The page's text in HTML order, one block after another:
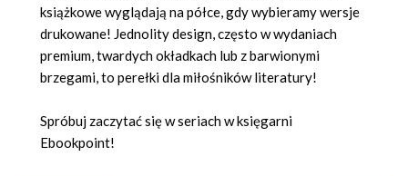
książkowe wyglądają na półce, gdy wybieramy wersje
drukowane! Jednolity design, często w wydaniach
premium, twardych okładkach lub z barwionymi
brzegami, to perełki dla miłośników literatury!
Spróbuj zaczytać się w seriach w księgarni
Ebookpoint!